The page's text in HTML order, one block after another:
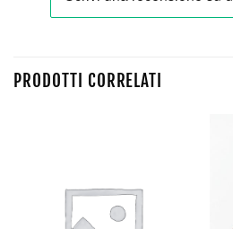
PRODOTTI CORRELATI